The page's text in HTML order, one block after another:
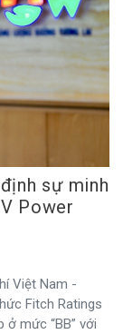
sự minh
Power
Việt Nam -
Fitch Ratings
mức “BB” với